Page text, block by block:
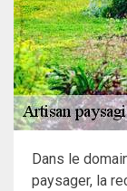
Dans le
paysager, la